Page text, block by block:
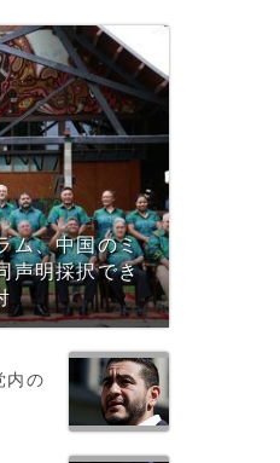
ム、中国のミ
声明採択でき
内の